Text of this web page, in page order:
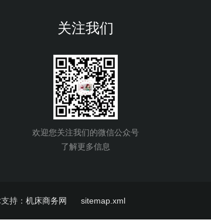
关注我们
欢迎您关注我们的微信公众号
了解更多信息
持： 机床商务网 sitemap.xml